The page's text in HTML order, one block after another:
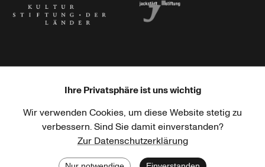
Haus der Kulturen der Welt Goethe-Institut
Ihre Privatsphäre ist uns wichtig
Wir verwenden Cookies, um diese Website stetig zu
verbessern. Sind Sie damit einverstanden?
Zur Datenschutzerklärung